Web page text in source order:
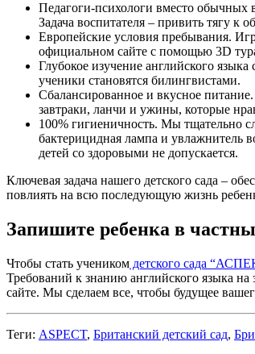
Педагоги-психологи вместо обычных
Задача воспитателя – привить тягу
Европейские условия пребывания.
официальном сайте с помощью 3D
Глубокое изучение английского
ученики становятся билингвистами.
Сбалансированное и вкусное
завтраки, ланчи и ужины, которые
100% гигиеничность. Мы тщательно
бактерицидная лампа и увлажнитель
детей со здоровыми не допускается.
Ключевая задача нашего детского сада –
повлиять на всю последующую жизнь
Запишите ребенка в
Чтобы стать учеником детского сада
Требований к знанию английского языка на
сайте. Мы сделаем все, чтобы будущее
Теги: ASPECT, Британский детский сад,